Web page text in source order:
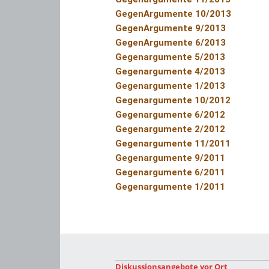
GegenArgumente 10/2013
GegenArgumente 9/2013
GegenArgumente 6/2013
Gegenargumente 5/2013
Gegenargumente 4/2013
Gegenargumente 1/2013
Gegenargumente 10/2012
Gegenargumente 6/2012
Gegenargumente 2/2012
Gegenargumente 11/2011
Gegenargumente 9/2011
Gegenargumente 6/2011
Gegenargumente 1/2011
Diskussionsangebote vor Ort